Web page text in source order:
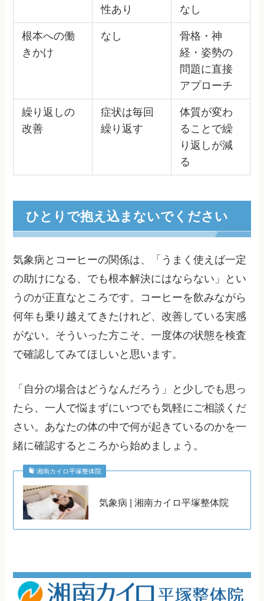
性あり
なし
根本への働
きかけ
なし
骨格・神
経・姿勢の
問題に直接
アプローチ
繰り返しの
改善
症状は毎回
繰り返す
体質が変わ
ることで繰
り返しが減
る
ひとりで抱え込まないでください
気象病とコーヒーの関係は、「うまく使えば一定
の助けになる、でも根本解決にはならない」とい
うのが正直なところです。コーヒーを飲みながら
何年も乗り越えてきたけれど、改善している実感
がない。そういった方こそ、一度体の状態を検査
で確認してみてほしいと思います。
「自分の場合はどうなんだろう」と少しでも思っ
たら、一人で悩まずにいつでも気軽にご相談くだ
さい。あなたの体の中で何が起きているのかを一
緒に確認するところから始めましょう。
湘南カイロ平塚整体院
気象病 | 湘南カイロ平塚整体院